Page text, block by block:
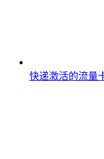
快递激活的流量